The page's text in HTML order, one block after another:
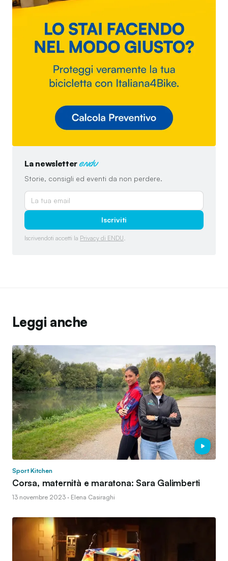
La newsletter endu
Storie, consigli ed eventi da non perdere.
Iscriviti
Iscrivendoti accetti la Privacy di ENDU
Leggi anche
Sport Kitchen
Corsa, maternità e maratona: Sara Galimberti
13 novembre 2023 · Elena Casiraghi